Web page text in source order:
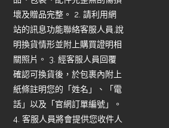
壞及贈品完整。 2. 請利用網
站的訊息功能聯絡客服人員,說
明換貨情形並附上購買證明相
關照片。 3. 經客服人員回覆
確認可換貨後，於包裹內附上
紙條註明您的「姓名」、「電
話」以及「官網訂單編號」。
4. 客服人員將會提供您收件人